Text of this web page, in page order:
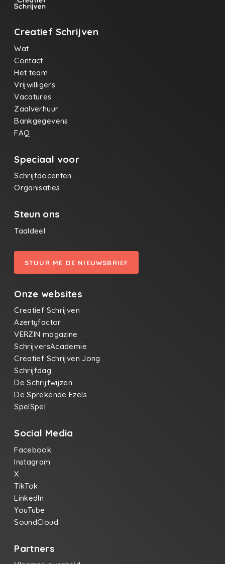
Creatief Schrijven
Wat
Contact
Het team
Vrijwilligers
Vacatures
Zaalverhuur
Bankgegevens
FAQ
Speciaal voor
Schrijfdocenten
Organisaties
Steun ons
Taaldeel
STUUR ME DE NIEUWSBRIEF
Onze websites
Creatief Schrijven
Azertyfactor
VERZIN magazine
SchrijversAcademie
Creatief Schrijven Jong
Schrijfdag
De Schrijfwijzen
De Sprekende Ezels
SpelSpel
Social Media
Facebook
Instagram
X
TikTok
LinkedIn
YouTube
SoundCloud
Partners